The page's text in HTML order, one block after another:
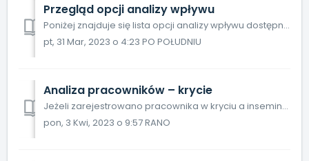
Przegląd opcji analizy wpływu
Poniżej znajduje się lista opcji analizy wpływu dostępnych w PigVision . Krycie Czas – wpływ pory dnia na wyniki inseminacji. Dni do 1. krycia –...
pt, 31 Mar, 2023 o 4:23 PO POŁUDNIU
Analiza pracowników – krycie
Jeżeli zarejestrowano pracownika w kryciu a inseminacji dokonuje kilka osób, można przeanalizować i porównać ich wyniki. Analizę znajdziesz w menu Analizy ...
pon, 3 Kwi, 2023 o 9:57 RANO